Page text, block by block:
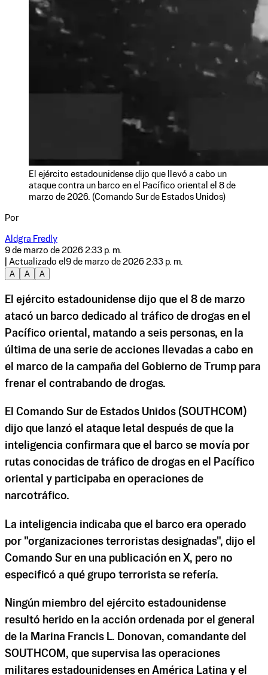
El ejército estadounidense dijo que llevó a cabo un
ataque contra un barco en el Pacífico oriental el 8 de
marzo de 2026. (Comando Sur de Estados Unidos)
Por
Aldgra Fredly
9 de marzo de 2026 2:33 p. m.
| Actualizado el 9 de marzo de 2026 2:33 p. m.
A
A A
El ejército estadounidense dijo que el 8 de marzo
atacó un barco dedicado al tráfico de drogas en el
Pacífico oriental, matando a seis personas, en la
última de una serie de acciones llevadas a cabo en
el marco de la campaña del Gobierno de Trump para
frenar el contrabando de drogas.
El Comando Sur de Estados Unidos (SOUTHCOM)
dijo que lanzó el ataque letal después de que la
inteligencia confirmara que el barco se movía por
rutas conocidas de tráfico de drogas en el Pacífico
oriental y participaba en operaciones de
narcotráfico.
La inteligencia indicaba que el barco era operado
por "organizaciones terroristas designadas", dijo el
Comando Sur en una publicación en X, pero no
especificó a qué grupo terrorista se refería.
Ningún miembro del ejército estadounidense
resultó herido en la acción ordenada por el general
de la Marina Francis L. Donovan, comandante del
SOUTHCOM, que supervisa las operaciones
militares estadounidenses en América Latina y el